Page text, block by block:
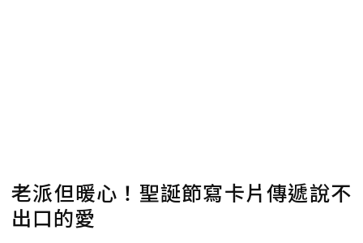
老派但暖心！聖誕節寫卡片傳遞說不
出口的愛